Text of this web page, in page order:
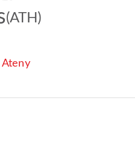
(ATH)
Ateny